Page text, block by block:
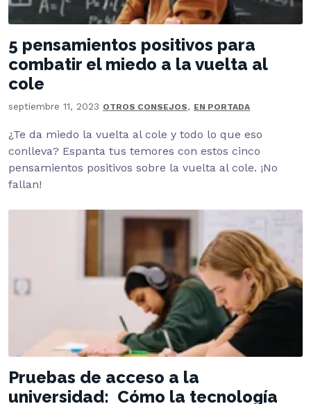
5 pensamientos positivos para
combatir el miedo a la vuelta al
cole
septiembre 11, 2023 OTROS CONSEJOS, EN PORTADA
¿Te da miedo la vuelta al cole y todo lo que eso
conlleva? Espanta tus temores con estos cinco
pensamientos positivos sobre la vuelta al cole. ¡No
fallan!
Pruebas de acceso a la
universidad: Cómo la tecnología